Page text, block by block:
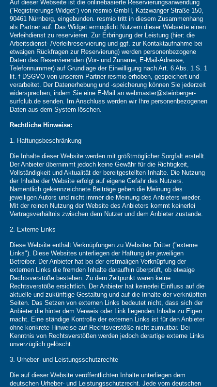
Auf dieser Webseite ist die onlinebasierte Reservierungsanwendung
(“Registrierungs-Widget”) von resmio GmbH, Katzwanger Straße 150,
90461 Nürnberg, eingebunden. resmio tritt in diesem Zusammenhang
als Partner auf. Das Widget ermöglicht Nutzern dieser Webseite einen
Verleihdienst zu reservieren. Zur Erbringung der Leistung (hier: die
Arbeitsdienst- /Verleihreservierung und ggf. zur Kontaktaufnahme bei
etwaigen Rückfragen zur Reservierung) werden personenbezogene
Daten des Reservierenden (Vor- und Zuname, E-Mail-Adresse,
Telefonnummer) auf Grundlage der Einwilligung nach Art. 6 Abs. 1 S. 1
lit. f DSGVO von unserem Partner resmio erhoben, gespeichert und
verarbeitet. Der Datenerhebung und -speicherung können Sie jederzeit
widersprechen, indem Sie eine E-Mail an webmaster@steinberger-
surfclub.de senden. Im Anschluss werden wir Ihre personenbezogenen
Daten aus dem System löschen.
Rechtliche Hinweise:
1. Haftungsbeschränkung
Die Inhalte dieser Website werden mit größtmöglicher Sorgfalt erstellt.
Der Anbieter übernimmt jedoch keine Gewähr für die Richtigkeit,
Vollständigkeit und Aktualität der bereitgestellten Inhalte. Die Nutzung
der Inhalte der Website erfolgt auf eigene Gefahr des Nutzers.
Namentlich gekennzeichnete Beiträge geben die Meinung des
jeweiligen Autors und nicht immer die Meinung des Anbieters wieder.
Mit der reinen Nutzung der Website des Anbieters kommt keinerlei
Vertragsverhältnis zwischen dem Nutzer und dem Anbieter zustande.
2. Externe Links
Diese Website enthält Verknüpfungen zu Websites Dritter ("externe
Links"). Diese Websites unterliegen der Haftung der jeweiligen
Betreiber. Der Anbieter hat bei der erstmaligen Verknüpfung der
externen Links die fremden Inhalte daraufhin überprüft, ob etwaige
Rechtsverstöße bestehen. Zu dem Zeitpunkt waren keine
Rechtsverstöße ersichtlich. Der Anbieter hat keinerlei Einfluss auf die
aktuelle und zukünftige Gestaltung und auf die Inhalte der verknüpften
Seiten. Das Setzen von externen Links bedeutet nicht, dass sich der
Anbieter die hinter dem Verweis oder Link liegenden Inhalte zu Eigen
macht. Eine ständige Kontrolle der externen Links ist für den Anbieter
ohne konkrete Hinweise auf Rechtsverstöße nicht zumutbar. Bei
Kenntnis von Rechtsverstößen werden jedoch derartige externe Links
unverzüglich gelöscht.
3. Urheber- und Leistungsschutzrechte
Die auf dieser Website veröffentlichten Inhalte unterliegen dem
deutschen Urheber- und Leistungsschutzrecht. Jede vom deutschen